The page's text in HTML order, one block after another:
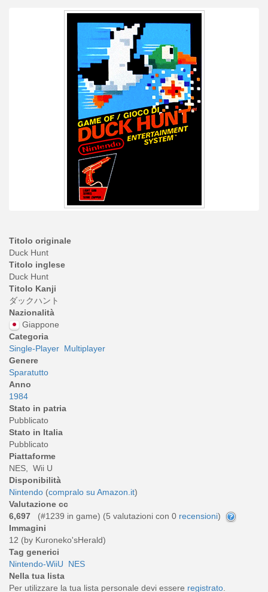
Titolo originale
Duck Hunt
Titolo inglese
Duck Hunt
Titolo Kanji
ダックハント
Nazionalità
Giappone
Categoria
Single-Player Multiplayer
Genere
Sparatutto
Anno
1984
Stato in patria
Pubblicato
Stato in Italia
Pubblicato
Piattaforme
NES, Wii U
Disponibilità
Nintendo (compralo su Amazon.it)
Valutazione cc
6,697
(#1239 in game) (5 valutazioni con 0 recensioni)
Immagini
12 (by Kuroneko'sHerald)
Tag generici
Nintendo-WiiU
NES
Nella tua lista
Per utilizzare la tua lista personale devi essere registrato.